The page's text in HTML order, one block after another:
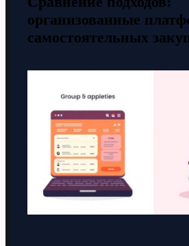
организованные
самостоятельных